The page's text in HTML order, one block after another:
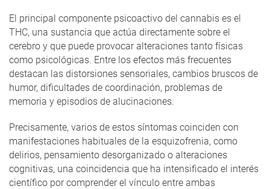
El principal componente psicoactivo del cannabis es el
THC, una sustancia que actúa directamente sobre el
cerebro y que puede provocar alteraciones tanto físicas
como psicológicas. Entre los efectos más frecuentes
destacan las distorsiones sensoriales, cambios bruscos de
humor, dificultades de coordinación, problemas de
memoria y episodios de alucinaciones.
Precisamente, varios de estos síntomas coinciden con
manifestaciones habituales de la esquizofrenia, como
delirios, pensamiento desorganizado o alteraciones
cognitivas, una coincidencia que ha intensificado el interés
científico por comprender el vínculo entre ambas